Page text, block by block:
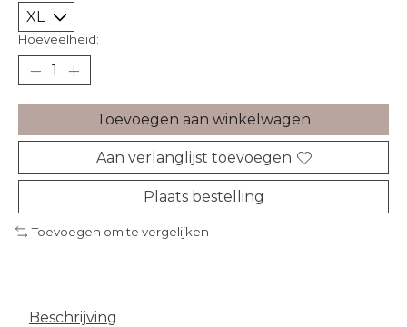
Hoeveelheid:
Toevoegen aan winkelwagen
Aan verlanglijst toevoegen
Plaats bestelling
Toevoegen om te vergelijken
Beschrijving